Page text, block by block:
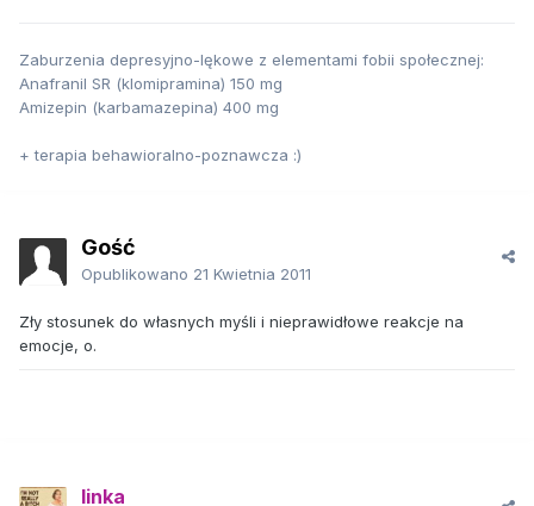
Zaburzenia depresyjno-lękowe z elementami fobii społecznej:
Anafranil SR (klomipramina) 150 mg
Amizepin (karbamazepina) 400 mg
+ terapia behawioralno-poznawcza :)
Gość
Opublikowano 21 Kwietnia 2011
Zły stosunek do własnych myśli i nieprawidłowe reakcje na
emocje, o.
linka